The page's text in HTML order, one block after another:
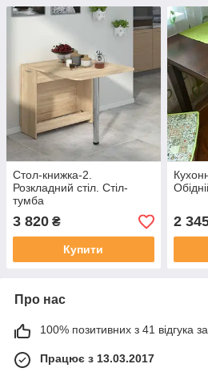
Стол-книжка-2.
Розкладний стіл. Стіл-
тумба
3 820 ₴
Купити
2
Про нас
100% позитивних з 41 відгука за
Працює з 13.03.2017